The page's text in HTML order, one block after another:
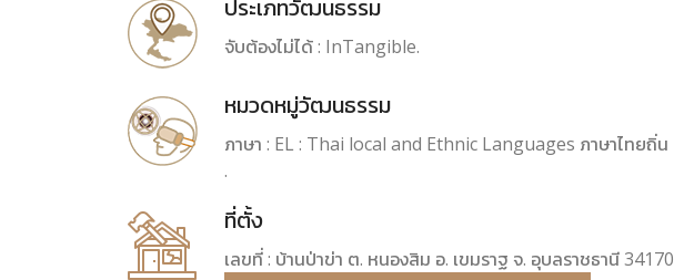
ประเภทวัฒนธรรม
จับต้องไม่ได้ : InTangible.
หมวดหมู่วัฒนธรรม
ภาษา : EL : Thai local and Ethnic Languages ภาษาไทยถิ่น
.
ที่ตั้ง
เลขที่ : บ้านป่าข่า ต. หนองสิม อ. เขมราฐ จ. อุบลราชธานี 34170